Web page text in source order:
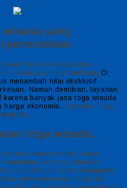
yang
permintaan.
tren karena desainnya
melalui warna dan lambang. Di
menambah nilai eksklusif
Namun demikian, layanan
karena banyak jasa toga wisuda
harga ekonomis. Konveksi Toga
toga wisuda.
kini semakin mudah, cukup
kebutuhan, biasanya diberikan
Toga Wisuda Murah Kabupaten
melakukan revisi desain jika